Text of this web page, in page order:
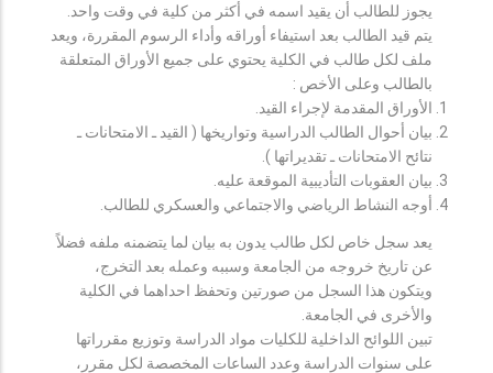
يجوز للطالب أن يقيد اسمه في أكثر من كلية في وقت واحد.
يتم قيد الطالب بعد استيفاء أوراقه وأداء الرسوم المقررة، ويعد
ملف لكل طالب في الكلية يحتوي على جميع الأوراق المتعلقة
بالطالب وعلى الأخص :
الأوراق المقدمة لإجراء القيد.
بيان أحوال الطالب الدراسية وتواريخها ( القيد ـ الامتحانات ـ
نتائح الامتحانات ـ تقديراتها ).
بيان العقوبات التأديبية الموقعة عليه.
أوجه النشاط الرياضي والاجتماعي والعسكري للطالب.
يعد سجل خاص لكل طالب يدون به بيان لما يتضمنه ملفه فضلاً
عن تاريخ خروجه من الجامعة وسببه وعمله بعد التخرج،
ويتكون هذا السجل من صورتين وتحفظ احداهما في الكلية
والأخرى في الجامعة.
تبين اللوائح الداخلية للكليات مواد الدراسة وتوزيع مقرراتها
على سنوات الدراسة وعدد الساعات المخصصة لكل مقرر،